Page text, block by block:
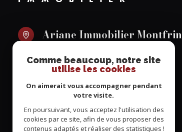
Ariane Immobilier Montfrin
04 66 03 33 85
immobilier.ariane@wanadoo.fr
3 ter avenue du docteur Félix Clément
30490 Montfrin
Comme beaucoup, notre site
utilise les cookies
On aimerait vous accompagner pendant
votre visite.
En poursuivant, vous acceptez l'utilisation des
cookies par ce site, afin de vous proposer des
contenus adaptés et réaliser des statistiques !